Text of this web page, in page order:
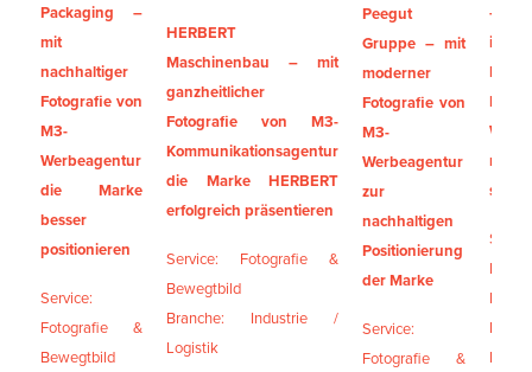
Packaging –
mit
nachhaltiger
Fotografie von
M3-
Werbeagentur
die Marke
besser
positionieren
Service:
Fotografie &
Bewegtbild
HERBERT
Maschinenbau – mit
ganzheitlicher
Fotografie von M3-
Kommunikationsagentur
die Marke HERBERT
erfolgreich präsentieren
Service: Fotografie &
Bewegtbild
Branche: Industrie /
Logistik
Peegut
Gruppe – mit
moderner
Fotografie von
M3-
Werbeagentur
zur
nachhaltigen
Positionierung
der Marke
Service:
Fotografie &
–
M3-
neue